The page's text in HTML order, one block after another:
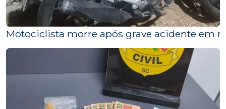
Motociclista morre após grave acidente em